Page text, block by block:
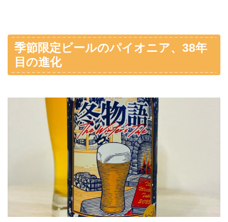
季節限定ビールのパイオニア、38年
目の進化